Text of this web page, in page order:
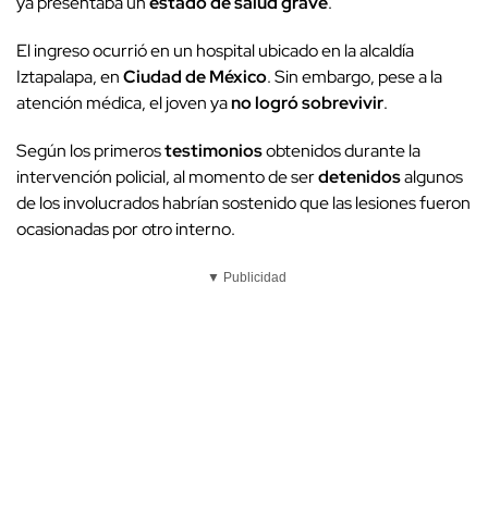
El ingreso ocurrió en un hospital ubicado en la alcaldía
Iztapalapa, enCiudad de México. Sin embargo, pese a la
atención médica, el joven yano logró sobrevivir.
Según los primerostestimoniosobtenidos durante la
intervención policial, al momento de serdetenidosalgunos
de los involucrados habrían sostenido que las lesiones fueron
ocasionadas por otro interno.
▼ Publicidad